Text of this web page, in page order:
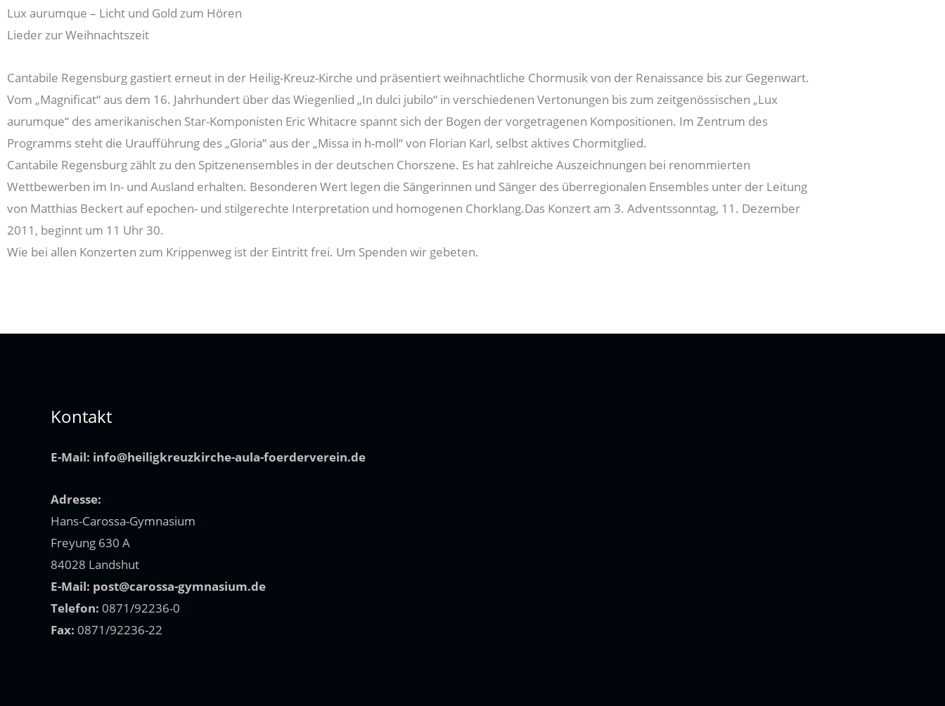
Lux aurumque – Licht und Gold zum Hören
Lieder zur Weihnachtszeit
Cantabile Regensburg gastiert erneut in der Heilig-Kreuz-Kirche und präsentiert weihnachtliche Chormusik von der Renaissance bis zur Gegenwart.
Vom „Magnificat“ aus dem 16. Jahrhundert über das Wiegenlied „In dulci jubilo“ in verschiedenen Vertonungen bis zum zeitgenössischen „Lux
aurumque“ des amerikanischen Star-Komponisten Eric Whitacre spannt sich der Bogen der vorgetragenen Kompositionen. Im Zentrum des
Programms steht die Uraufführung des „Gloria“ aus der „Missa in h-moll“ von Florian Karl, selbst aktives Chormitglied.
Cantabile Regensburg zählt zu den Spitzenensembles in der deutschen Chorszene. Es hat zahlreiche Auszeichnungen bei renommierten
Wettbewerben im In- und Ausland erhalten. Besonderen Wert legen die Sängerinnen und Sänger des überregionalen Ensembles unter der Leitung
von Matthias Beckert auf epochen- und stilgerechte Interpretation und homogenen Chorklang.Das Konzert am 3. Adventssonntag, 11. Dezember
2011, beginnt um 11 Uhr 30.
Wie bei allen Konzerten zum Krippenweg ist der Eintritt frei. Um Spenden wir gebeten.
Kontakt
E-Mail: info@heiligkreuzkirche-aula-foerderverein.de
Adresse:
Hans-Carossa-Gymnasium
Freyung 630 A
84028 Landshut
E-Mail: post@carossa-gymnasium.de
Telefon: 0871/92236-0
Fax: 0871/92236-22